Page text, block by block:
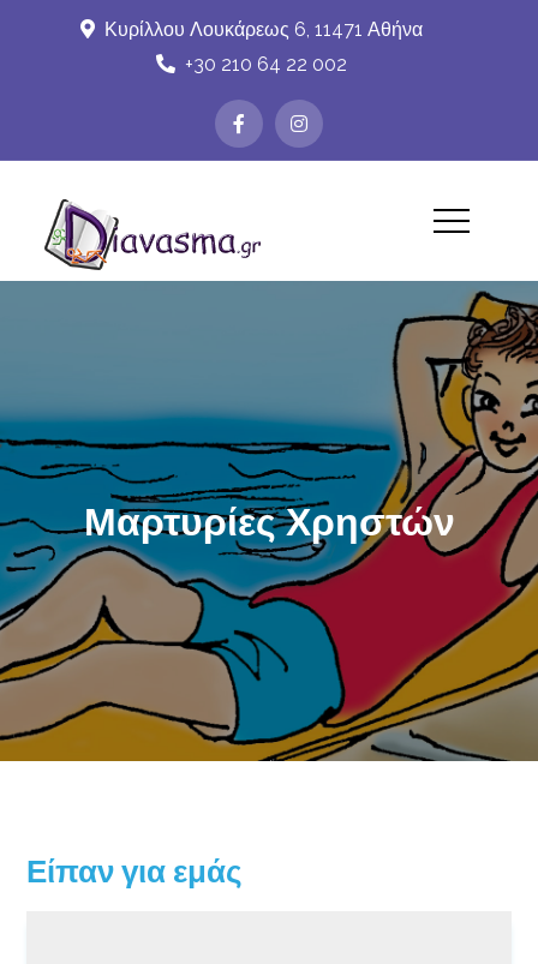
Κυρίλλου Λουκάρεως 6, 11471 Αθήνα
+30 210 64 22 002
Μαρτυρίες Χρηστών
Είπαν για εμάς